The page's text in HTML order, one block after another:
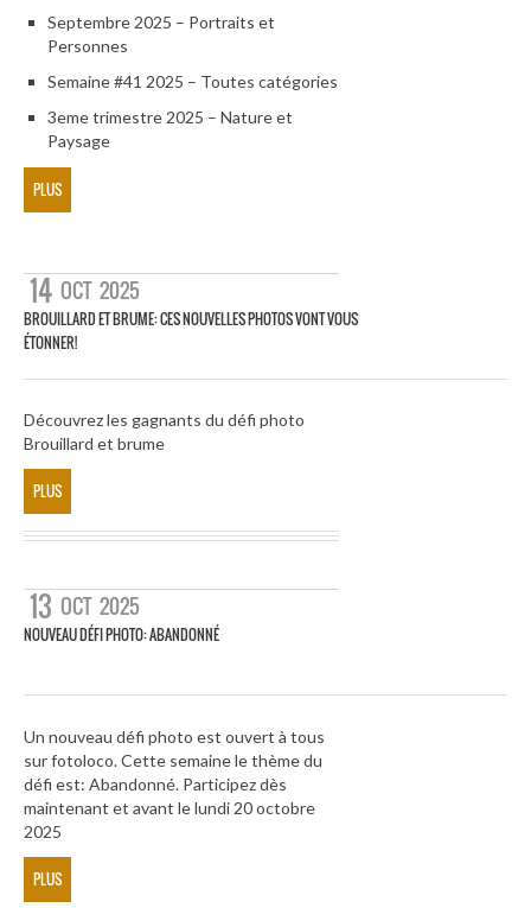
Septembre 2025 – Portraits et
Personnes
Semaine #41 2025 – Toutes catégories
3eme trimestre 2025 – Nature et
Paysage
PLUS
14 OCT 2025
BROUILLARD ET BRUME: CES NOUVELLES PHOTOS VONT VOUS
ÉTONNER!
Découvrez les gagnants du défi photo
Brouillard et brume
PLUS
13 OCT 2025
NOUVEAU DÉFI PHOTO: ABANDONNÉ
Un nouveau défi photo est ouvert à tous
sur fotoloco. Cette semaine le thème du
défi est: Abandonné. Participez dès
maintenant et avant le lundi 20 octobre
2025
PLUS